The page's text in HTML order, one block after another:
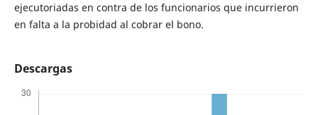
ejecutoriadas en contra de los funcionarios que incurrieron
en falta a la probidad al cobrar el bono.
Descargas